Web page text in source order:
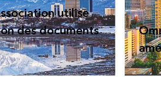
utilise
des documents